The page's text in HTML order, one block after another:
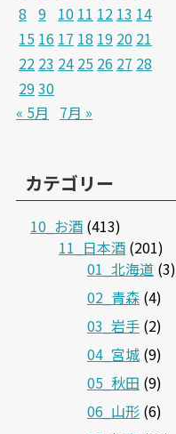
8 9 10 11 12 13 14
15 16 17 18 19 20 21
22 23 24 25 26 27 28
2930
« 5月
7月 »
カテゴリー
10_お酒 (413)
11_日本酒 (201)
01_北海道 (3)
02_青森 (4)
03_岩手 (2)
04_宮城 (9)
05_秋田 (9)
06_山形 (6)